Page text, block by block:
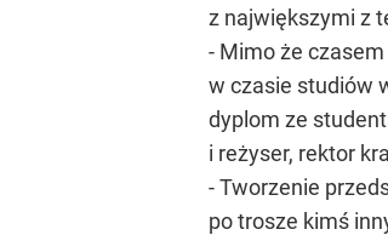
z największymi z
- Mimo że
w czasie studiów
dyplom ze
i reżyser, rektor
- Tworzenie
po trosze kimś